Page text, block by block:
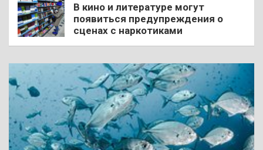
В кино и литературе могут
появиться предупреждения о
сценах с наркотиками